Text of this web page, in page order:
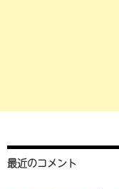
最近のコメント